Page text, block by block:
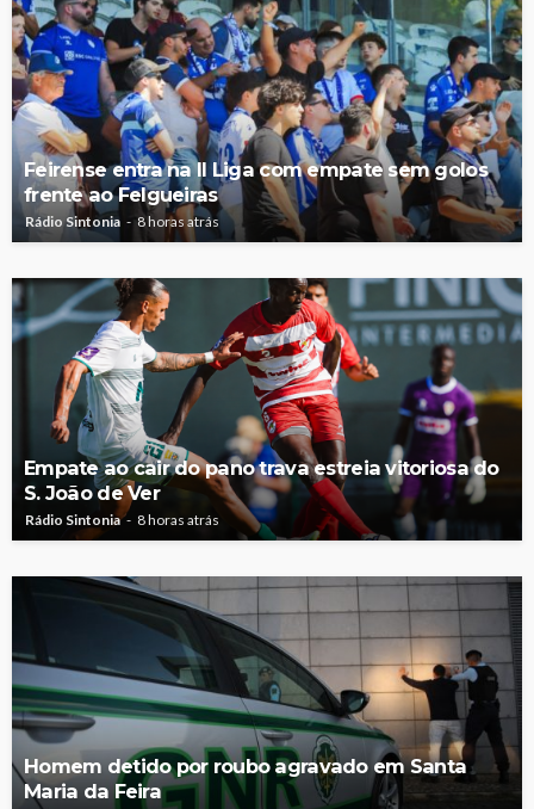
Feirense entra na II Liga com empate sem golos
frente ao Felgueiras
Rádio Sintonia 8 horas atrás
Empate ao cair do pano trava estreia vitoriosa do
S. João de Ver
Rádio Sintonia 8 horas atrás
Homem detido por roubo agravado em Santa
Maria da Feira